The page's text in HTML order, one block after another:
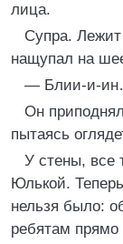
лица.
Супра.
нащупал на
— Блии-и-
Он
пытаясь
У стены, все
Юлькой.
нельзя было:
ребятам прямо